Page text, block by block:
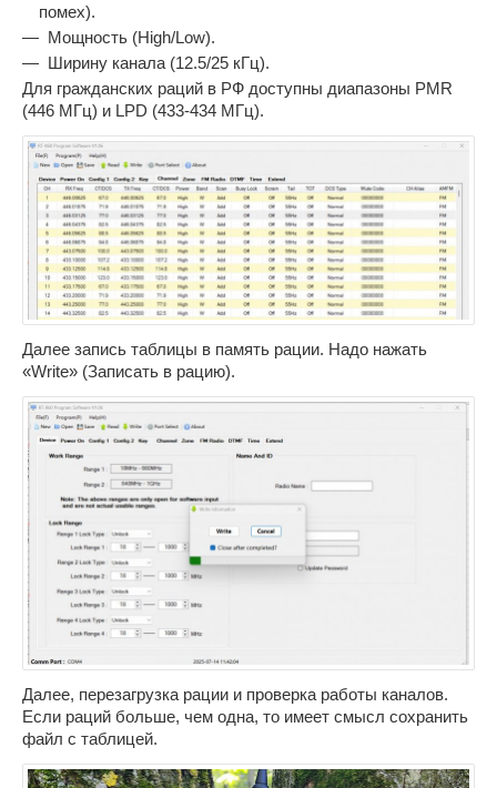
помех).
Мощность (High/Low).
Ширину канала (12.5/25 кГц).
Для гражданских раций в РФ доступны диапазоны PMR
(446 МГц) и LPD (433-434 МГц).
Далее запись таблицы в память рации. Надо нажать
«Write» (Записать в рацию).
Далее, перезагрузка рации и проверка работы каналов.
Если раций больше, чем одна, то имеет смысл сохранить
файл с таблицей.